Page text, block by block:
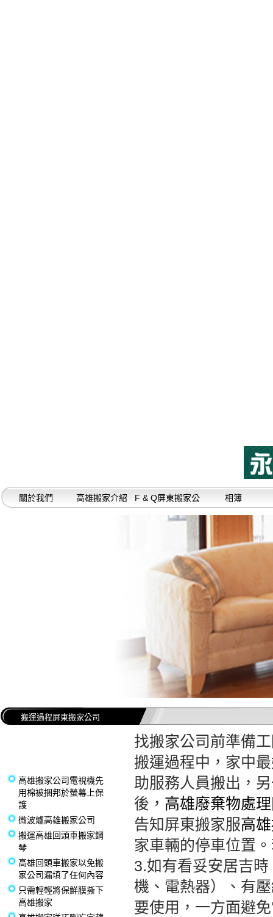
關於我們 高雄搬家介紹 F & Q屏東搬家公 相簿
搬運過程屏東搬家公司
高雄搬家公司電視機先
用棉被捆邦於螢幕上保
護
微波爐高雄搬家公司
搬運高雄回頭車搬家鋼
琴
高雄回頭車搬家以免搬
家公司漏填了任何內容
只需輕輕將保鮮膜撕下
高雄搬家
找搬家公司前準備
搬運過程中，家中
助服務人員搬出，
後， 高雄廢棄物處理
告知屏東搬家服高
家車輛的停車位置
3.如有看妥安居吉
機、電熱器）、有
要使用，一方面避